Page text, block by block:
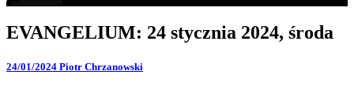
EVANGELIUM:
24
2024,
EVANGELIUM: 24 stycznia 2024, środa
24/01/2024 Piotr Chrzanowski